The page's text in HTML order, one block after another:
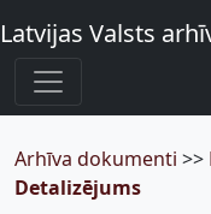
Latvijas Valsts
Arhīva dokumenti >>
Detalizējums